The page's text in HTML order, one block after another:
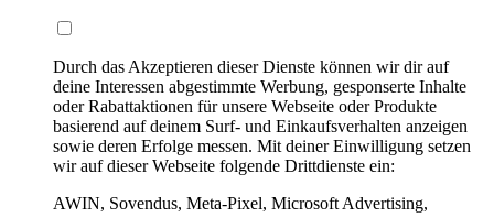
Durch das Akzeptieren dieser Dienste können wir dir auf
deine Interessen abgestimmte Werbung, gesponserte Inhalte
oder Rabattaktionen für unsere Webseite oder Produkte
basierend auf deinem Surf- und Einkaufsverhalten anzeigen
sowie deren Erfolge messen. Mit deiner Einwilligung setzen
wir auf dieser Webseite folgende Drittdienste ein:
AWIN, Sovendus, Meta-Pixel, Microsoft Advertising,